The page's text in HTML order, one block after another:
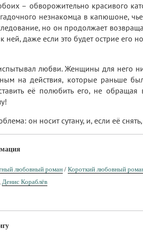
– обворожительно красивого
незнакомца в капюшоне,
но он продолжает
ней, даже если это будет острие его
любви. Женщины для него
на действия, которые раньше
её полюбить его, не
он носит сутану, и, если её
любовный роман / Короткий любовный
Денис Кораблёв